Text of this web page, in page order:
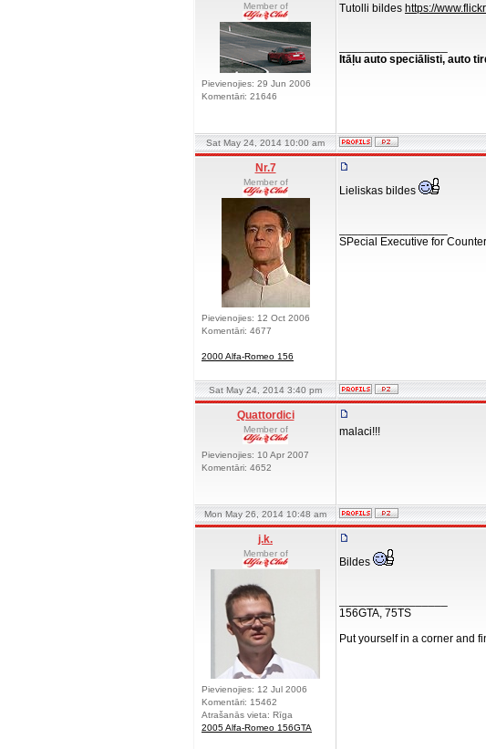
Member of
Pievienojies: 29 Jun 2006
Komentāri: 21646
Tutolli bildes https://
Itāļu auto speciālisti, auto
Sat May 24, 2014 10:00 am
Nr.7
Member of
Pievienojies: 12 Oct 2006
Komentāri: 4677
2000 Alfa-Romeo 156
Lieliskas bildes
SPecial Executive for
Sat May 24, 2014 3:40 pm
Quattordici
Member of
Pievienojies: 10 Apr 2007
Komentāri: 4652
malaci!!!
Mon May 26, 2014 10:48 am
j.k.
Member of
Pievienojies: 12 Jul 2006
Komentāri: 15462
Atrašanās vieta: Rīga
2005 Alfa-Romeo 156GTA
Bildes
156GTA, 75TS
Put yourself in a corner and